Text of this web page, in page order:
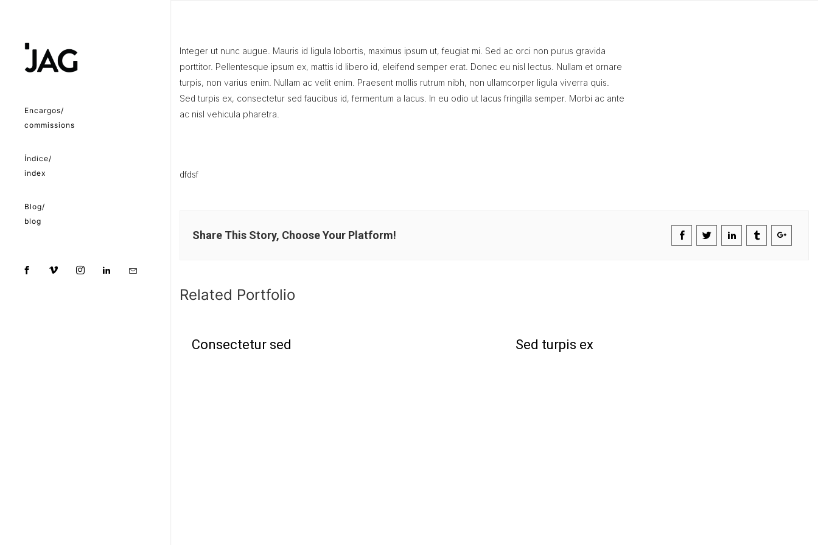
Encargos/
commissions
Índice/
index
Blog/
blog
Integer ut nunc augue. Mauris id ligula lobortis, maximus ipsum ut, feugiat mi. Sed ac orci non purus gravida
porttitor. Pellentesque ipsum ex, mattis id libero id, eleifend semper erat. Donec eu nisl lectus. Nullam et ornare
turpis, non varius enim. Nullam ac velit enim. Praesent mollis rutrum nibh, non ullamcorper ligula viverra quis.
Sed turpis ex, consectetur sed faucibus id, fermentum a lacus. In eu odio ut lacus fringilla semper. Morbi ac ante
ac nisl vehicula pharetra.
dfdsf
Share This Story, Choose Your Platform!
Related Portfolio
Consectetur sed Sed turpis ex